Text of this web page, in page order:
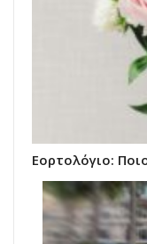
Εορτολόγιο: